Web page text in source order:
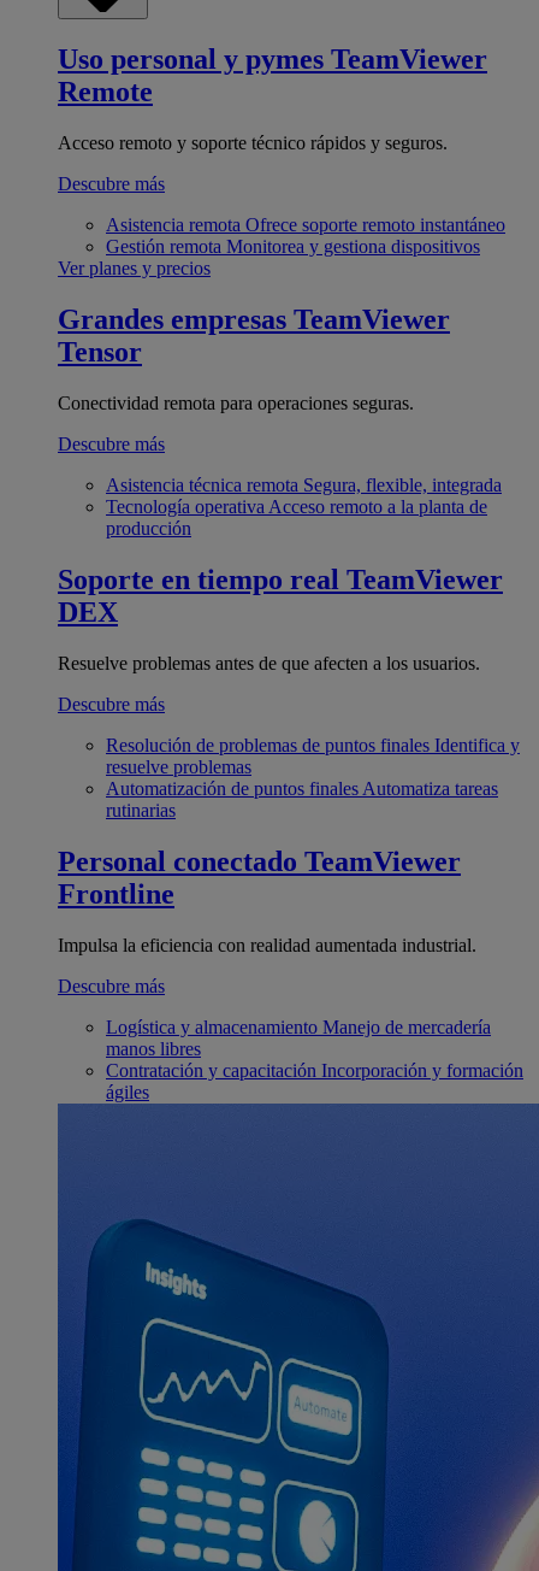
Uso personal y pymes TeamViewer
Remote
Acceso remoto y soporte técnico rápidos y seguros.
Descubre más
Asistencia remota Ofrece soporte remoto instantáneo
Gestión remota Monitorea y gestiona dispositivos
Ver planes y precios
Grandes empresas TeamViewer
Tensor
Conectividad remota para operaciones seguras.
Descubre más
Asistencia técnica remota Segura, flexible, integrada
Tecnología operativa Acceso remoto a la planta de
producción
Soporte en tiempo real TeamViewer
DEX
Resuelve problemas antes de que afecten a los usuarios.
Descubre más
Resolución de problemas de puntos finales Identifica y
resuelve problemas
Automatización de puntos finales Automatiza tareas
rutinarias
Personal conectado TeamViewer
Frontline
Impulsa la eficiencia con realidad aumentada industrial.
Descubre más
Logística y almacenamiento Manejo de mercadería
manos libres
Contratación y capacitación Incorporación y formación
ágiles